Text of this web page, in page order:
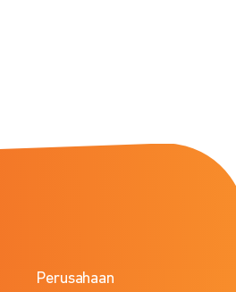
Perusahaan